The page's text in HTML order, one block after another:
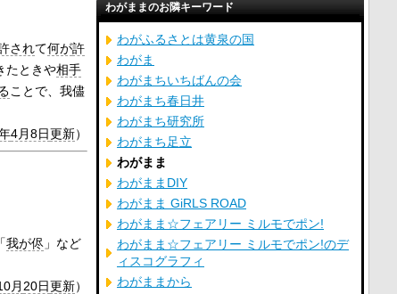
されて何が許
たときや相手
ことで、我儘
4月8日更新）
我が侭」など
月 20日更新）
わがままのお隣キーワード
わがふるさとは黄泉の国
わがま
わがまちいちばんの会
わがまち春日井
わがまち研究所
わがまち足立
わがまま
わがままDIY
わがまま GiRLS ROAD
わがまま☆フェアリー ミルモでポン!
わがまま☆フェアリー ミルモでポン!のデ
ィスコグラフィ
わがままから